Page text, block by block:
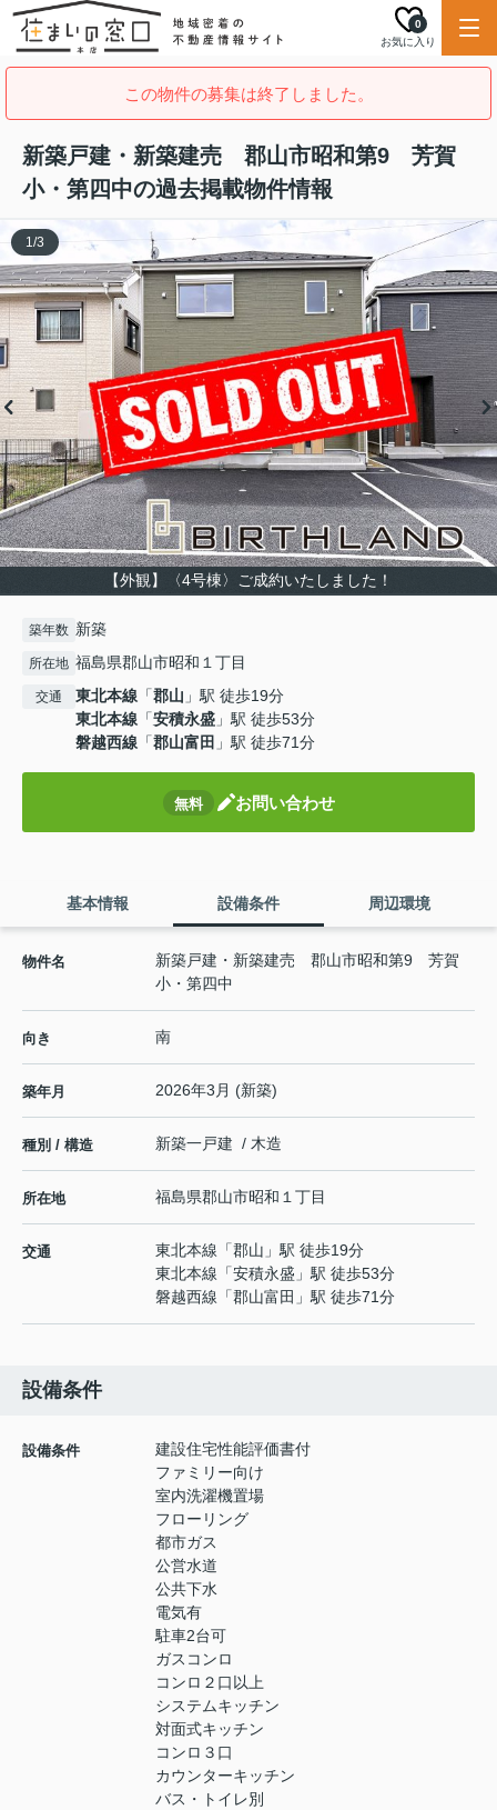
お気に入り
0
この物件の募集は終了しました。
新築戸建・新築建売 郡山市昭和第9 芳賀
小・第四中の過去掲載物件情報
【外観】〈4号棟〉ご成約いたしました！
1/3
築年数 新築
所在地 福島県郡山市昭和１丁目
交通 東北本線 「郡山 」駅 徒歩19分
東北本線 「安積永盛 」駅 徒歩53分
磐越西線 「郡山富田 」駅 徒歩71分
無料 お問い合わせ
基本情報 設備条件 周辺環境
物件名
新築戸建・新築建売 郡山市昭和第9 芳賀
小・第四中
向き 南
築年月 2026年3月 (新築)
種別 / 構造 新築一戸建 / 木造
所在地 福島県郡山市昭和 １丁目
交通 東北本線 「郡山 」駅 徒歩19分
東北本線 「安積永盛 」駅 徒歩53分
磐越西線 「郡山富田 」駅 徒歩71分
設備条件
設備条件
建設住宅性能評価書付
ファミリー向け
室内洗濯機置場
フローリング
都市ガス
公営水道
公共下水
電気有
駐車2台可
ガスコンロ
コンロ２口以上
システムキッチン
対面式キッチン
コンロ３口
カウンターキッチン
バス・トイレ別